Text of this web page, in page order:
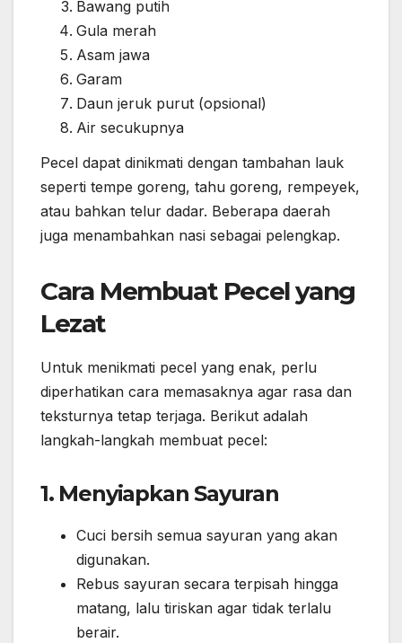
Bawang putih
Gula merah
Asam jawa
Garam
Daun jeruk purut (opsional)
Air secukupnya
Pecel dapat dinikmati dengan tambahan lauk
seperti tempe goreng, tahu goreng, rempeyek,
atau bahkan telur dadar. Beberapa daerah
juga menambahkan nasi sebagai pelengkap.
Cara Membuat Pecel yang
Lezat
Untuk menikmati pecel yang enak, perlu
diperhatikan cara memasaknya agar rasa dan
teksturnya tetap terjaga. Berikut adalah
langkah-langkah membuat pecel:
1. Menyiapkan Sayuran
Cuci bersih semua sayuran yang akan
digunakan.
Rebus sayuran secara terpisah hingga
matang, lalu tiriskan agar tidak terlalu
berair.